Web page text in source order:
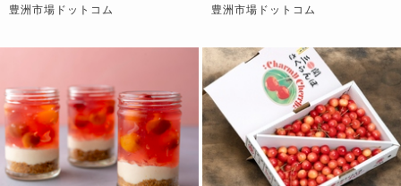
豊洲市場ドットコム
豊洲市場ドットコム